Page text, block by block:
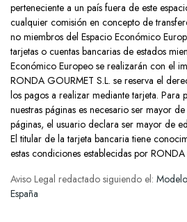
perteneciente a un país fuera de este
cualquier comisión en concepto de
no miembros del Espacio Económico
tarjetas o cuentas bancarias de estados
Económico Europeo se realizarán con el
RONDA GOURMET S.L. se reserva el
los pagos a realizar mediante tarjeta. Para
nuestras páginas es necesario ser mayor
páginas, el usuario declara ser mayor de
El titular de la tarjeta bancaria tiene
estas condiciones establecidas por
Aviso Legal redactado siguiendo el:
España